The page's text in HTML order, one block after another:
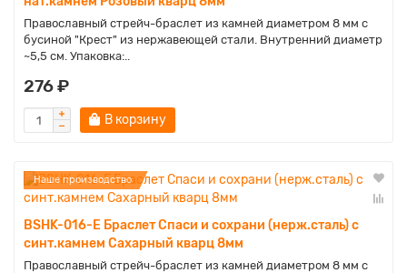
Православный стрейч-браслет из камней диаметром 8 мм с
бусиной "Крест" из нержавеющей стали. Внутренний диаметр
~5,5 см. Упаковка:..
276 ₽
В корзину
Наше производство
BSHK-016-E Браслет Спаси и сохрани (нерж.сталь) с
синт.камнем Сахарный кварц 8мм
Православный стрейч-браслет из камней диаметром 8 мм с